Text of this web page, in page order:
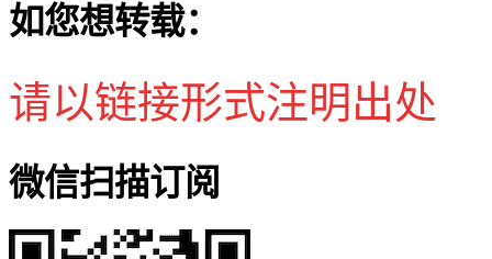
如您想转载：
请以链接形式注明出处
微信扫描订阅